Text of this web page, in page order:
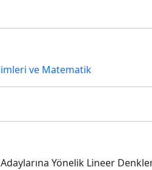
ve Matematik
Yönelik Lineer